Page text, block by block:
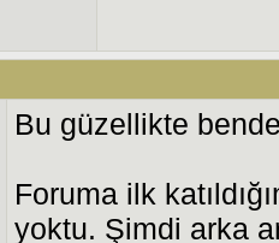
Bu güzellikte
Foruma ilk
yoktu. Şimdi arka